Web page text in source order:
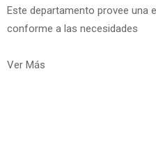
Este departamento provee una
conforme a las necesidades
Ver Más